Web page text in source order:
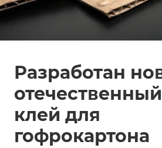
Разработан
отечественный
клей для
гофрокартона